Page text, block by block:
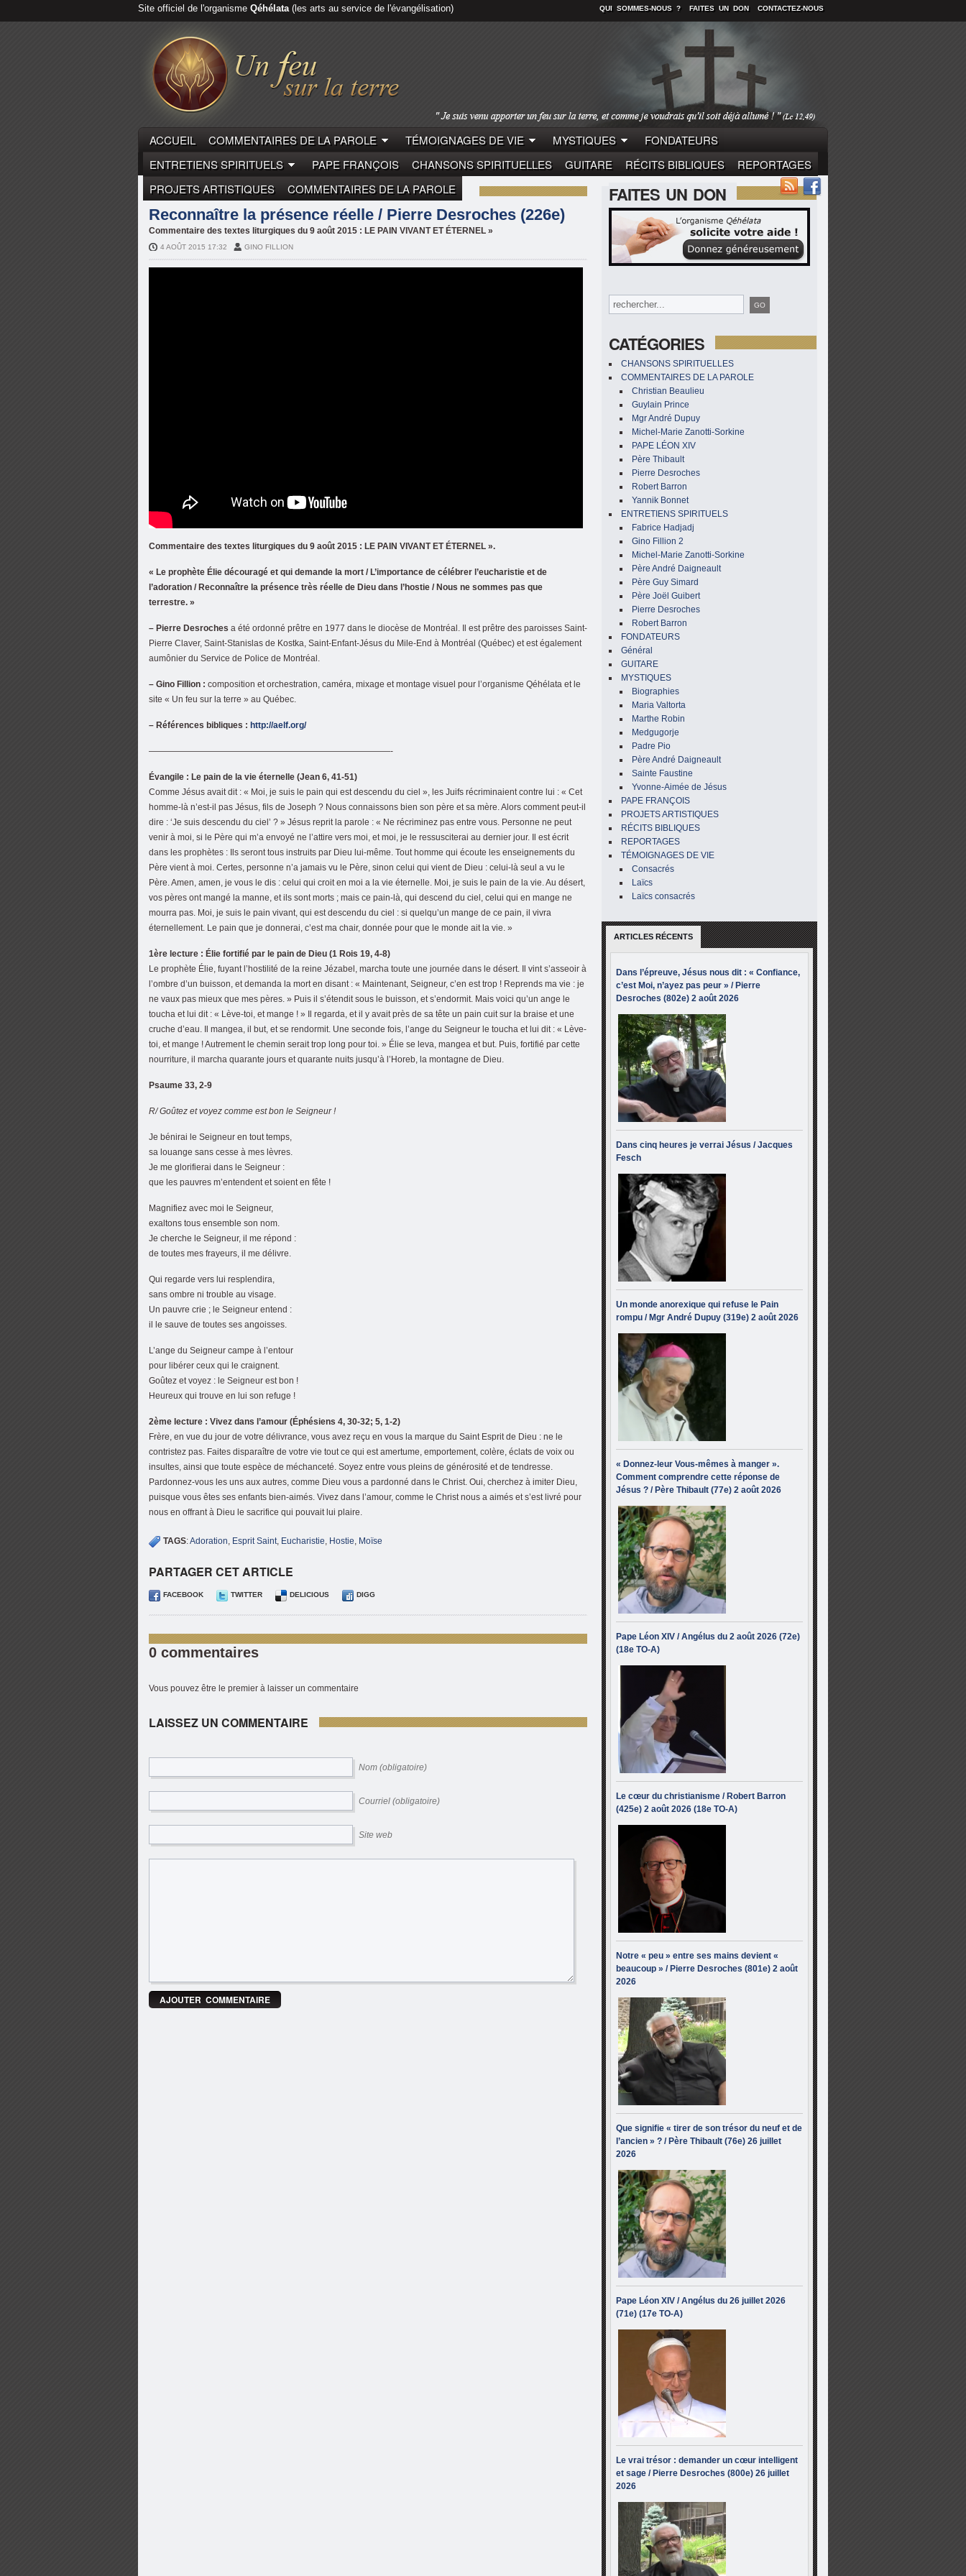
Site officiel de l'organisme Qéhélata(les arts au service de l'évangélisation) QUI SOMMES-NOUS ? FAITES UN DON CONTACTEZ-NOUS
ACCUEIL COMMENTAIRES DE LA PAROLE TÉMOIGNAGES DE VIE MYSTIQUES
FONDATEURS
ENTRETIENS SPIRITUELS
PAPE FRANÇOIS CHANSONS SPIRITUELLES GUITARE RÉCITS BIBLIQUES
REPORTAGES
PROJETS ARTISTIQUES
COMMENTAIRES DE LA PAROLE FAITES UN DON
CATÉGORIES
CHANSONS SPIRITUELLES
COMMENTAIRES DE LA PAROLE
Christian Beaulieu
Guylain Prince
Mgr André Dupuy
Michel-Marie Zanotti-Sorkine
PAPE LÉON XIV
Père Thibault
Pierre Desroches
Robert Barron
Yannik Bonnet
ENTRETIENS SPIRITUELS
Fabrice Hadjadj
Gino Fillion 2
Michel-Marie Zanotti-Sorkine
Père André Daigneault
Père Guy Simard
Père Joël Guibert
Pierre Desroches
Robert Barron
FONDATEURS
Général
GUITARE
MYSTIQUES
Biographies
Maria Valtorta
Marthe Robin
Medgugorje
Padre Pio
Père André Daigneault
Sainte Faustine
Yvonne-Aimée de Jésus
PAPE FRANÇOIS
PROJETS ARTISTIQUES
RÉCITS BIBLIQUES
REPORTAGES
TÉMOIGNAGES DE VIE
Consacrés
Laïcs
Laïcs consacrés
ARTICLES RÉCENTS
Dans l’épreuve, Jésus nous dit : « Confiance,
c’est Moi, n’ayez pas peur » / Pierre
Desroches (802e) 2 août 2026
Dans cinq heures je verrai Jésus / Jacques
Fesch
Un monde anorexique qui refuse le Pain
rompu / Mgr André Dupuy (319e) 2 août 2026
« Donnez-leur Vous-mêmes à manger ».
Comment comprendre cette réponse de
Jésus ? / Père Thibault (77e) 2 août 2026
Pape Léon XIV / Angélus du 2 août 2026 (72e)
(18e TO-A)
Le cœur du christianisme / Robert Barron
(425e) 2 août 2026 (18e TO-A)
Notre « peu » entre ses mains devient «
beaucoup » / Pierre Desroches (801e) 2 août
2026
Que signifie « tirer de son trésor du neuf et de
l’ancien » ? / Père Thibault (76e) 26 juillet
2026
Pape Léon XIV / Angélus du 26 juillet 2026
(71e) (17e TO-A)
Le vrai trésor : demander un cœur intelligent
et sage / Pierre Desroches (800e) 26 juillet
2026
COMMENTAIRES DE LA PAROLE PIERRE DESROCHES
Reconnaître la présence réelle / Pierre Desroches (226e)
Commentaire des textes liturgiques du 9 août 2015 : LE PAIN VIVANT ET ÉTERNEL »
4 AOÛT 2015 17:32 GINO FILLION
Commentaire des textes liturgiques du 9 août 2015 : LE PAIN VIVANT ET ÉTERNEL ».
« Le prophète Élie découragé et qui demande la mort / L’importance de célébrer l’eucharistie et de
l’adoration / Reconnaître la présence très réelle de Dieu dans l’hostie / Nous ne sommes pas que
terrestre. »
– Pierre Desroches a été ordonné prêtre en 1977 dans le diocèse de Montréal. Il est prêtre des paroisses Saint-
Pierre Claver, Saint-Stanislas de Kostka, Saint-Enfant-Jésus du Mile-End à Montréal (Québec) et est également
aumônier du Service de Police de Montréal.
– Gino Fillion : composition et orchestration, caméra, mixage et montage visuel pour l’organisme Qéhélata et le
site « Un feu sur la terre » au Québec.
– Références bibliques : http://aelf.org/
————————————————————————————-
Évangile : Le pain de la vie éternelle (Jean 6, 41-51)
Comme Jésus avait dit : « Moi, je suis le pain qui est descendu du ciel », les Juifs récriminaient contre lui : « Cet
homme-là n’est-il pas Jésus, fils de Joseph ? Nous connaissons bien son père et sa mère. Alors comment peut-il
dire : ‘Je suis descendu du ciel’ ? » Jésus reprit la parole : « Ne récriminez pas entre vous. Personne ne peut
venir à moi, si le Père qui m’a envoyé ne l’attire vers moi, et moi, je le ressusciterai au dernier jour. Il est écrit
dans les prophètes : Ils seront tous instruits par Dieu lui-même. Tout homme qui écoute les enseignements du
Père vient à moi. Certes, personne n’a jamais vu le Père, sinon celui qui vient de Dieu : celui-là seul a vu le
Père. Amen, amen, je vous le dis : celui qui croit en moi a la vie éternelle. Moi, je suis le pain de la vie. Au désert,
vos pères ont mangé la manne, et ils sont morts ; mais ce pain-là, qui descend du ciel, celui qui en mange ne
mourra pas. Moi, je suis le pain vivant, qui est descendu du ciel : si quelqu’un mange de ce pain, il vivra
éternellement. Le pain que je donnerai, c’est ma chair, donnée pour que le monde ait la vie. »
1ère lecture : Élie fortifié par le pain de Dieu (1 Rois 19, 4-8)
Le prophète Élie, fuyant l’hostilité de la reine Jézabel, marcha toute une journée dans le désert. Il vint s’asseoir à
l’ombre d’un buisson, et demanda la mort en disant : « Maintenant, Seigneur, c’en est trop ! Reprends ma vie : je
ne vaux pas mieux que mes pères. » Puis il s’étendit sous le buisson, et s’endormit. Mais voici qu’un ange le
toucha et lui dit : « Lève-toi, et mange ! » Il regarda, et il y avait près de sa tête un pain cuit sur la braise et une
cruche d’eau. Il mangea, il but, et se rendormit. Une seconde fois, l’ange du Seigneur le toucha et lui dit : « Lève-
toi, et mange ! Autrement le chemin serait trop long pour toi. » Élie se leva, mangea et but. Puis, fortifié par cette
nourriture, il marcha quarante jours et quarante nuits jusqu’à l’Horeb, la montagne de Dieu.
Psaume 33, 2-9
R/ Goûtez et voyez comme est bon le Seigneur !
Je bénirai le Seigneur en tout temps,
sa louange sans cesse à mes lèvres.
Je me glorifierai dans le Seigneur :
que les pauvres m’entendent et soient en fête !
Magnifiez avec moi le Seigneur,
exaltons tous ensemble son nom.
Je cherche le Seigneur, il me répond :
de toutes mes frayeurs, il me délivre.
Qui regarde vers lui resplendira,
sans ombre ni trouble au visage.
Un pauvre crie ; le Seigneur entend :
il le sauve de toutes ses angoisses.
L’ange du Seigneur campe à l’entour
pour libérer ceux qui le craignent.
Goûtez et voyez : le Seigneur est bon !
Heureux qui trouve en lui son refuge !
2ème lecture : Vivez dans l’amour (Éphésiens 4, 30-32; 5, 1-2)
Frère, en vue du jour de votre délivrance, vous avez reçu en vous la marque du Saint Esprit de Dieu : ne le
contristez pas. Faites disparaître de votre vie tout ce qui est amertume, emportement, colère, éclats de voix ou
insultes, ainsi que toute espèce de méchanceté. Soyez entre vous pleins de générosité et de tendresse.
Pardonnez-vous les uns aux autres, comme Dieu vous a pardonné dans le Christ. Oui, cherchez à imiter Dieu,
puisque vous êtes ses enfants bien-aimés. Vivez dans l’amour, comme le Christ nous a aimés et s’est livré pour
nous en offrant à Dieu le sacrifice qui pouvait lui plaire.
TAGS:Adoration, Esprit Saint, Eucharistie, Hostie, Moïse
PARTAGER CET ARTICLE
FACEBOOK TWITTER DELICIOUS DIGG
0 commentaires
Vous pouvez être le premier à laisser un commentaire
LAISSEZ UN COMMENTAIRE
Nom (obligatoire)
Courriel (obligatoire)
Site web